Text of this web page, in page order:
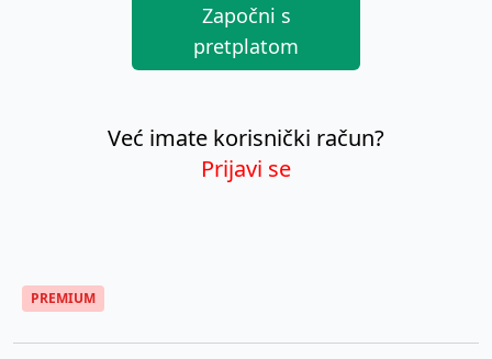
Započni s
pretplatom
Već imate korisnički račun?
Prijavi se
PREMIUM